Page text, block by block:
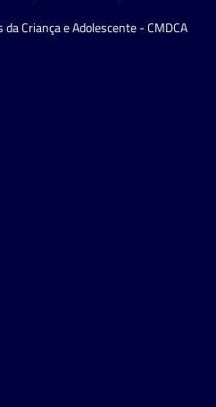
Criança e Adolescente - CMDCA